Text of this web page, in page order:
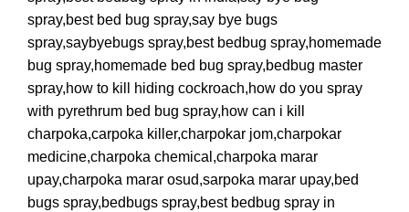
spray,best bed bug spray,say bye bugs
spray,saybyebugs spray,best bedbug spray,homemade
bug spray,homemade bed bug spray,bedbug master
spray,how to kill hiding cockroach,how do you spray
with pyrethrum bed bug spray,how can i kill
charpoka,carpoka killer,charpokar jom,charpokar
medicine,charpoka chemical,charpoka marar
upay,charpoka marar osud,sarpoka marar upay,bed
bugs spray,bedbugs spray,best bedbug spray in